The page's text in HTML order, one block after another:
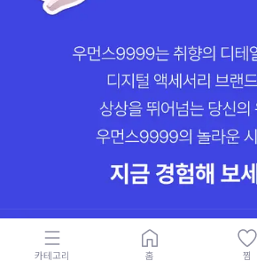
카테고리 홈 찜